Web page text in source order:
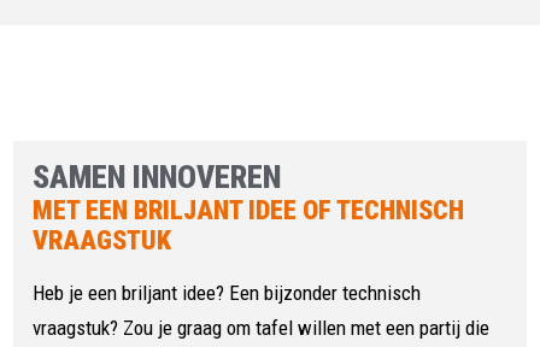
SAMEN INNOVEREN
MET EEN BRILJANT IDEE OF TECHNISCH
VRAAGSTUK
Heb je een briljant idee? Een bijzonder technisch
vraagstuk? Zou je graag om tafel willen met een partij die